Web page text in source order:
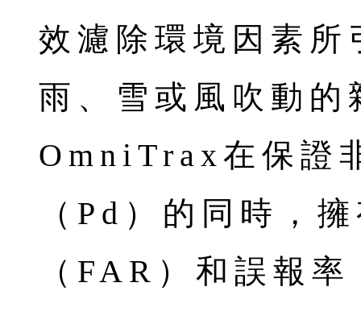
效濾除環境因素
雨、雪或風吹動
OmniTrax在保證
（Pd）的同時，
（FAR）和誤報